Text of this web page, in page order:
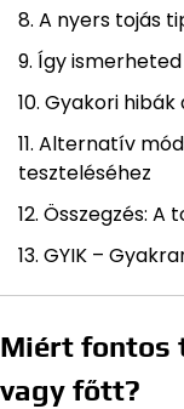
A nyers tojás
Így
Gyakori
Alternatív
teszteléséhez
Összegzés: A
GYIK –
Miért fontos
vagy főtt?